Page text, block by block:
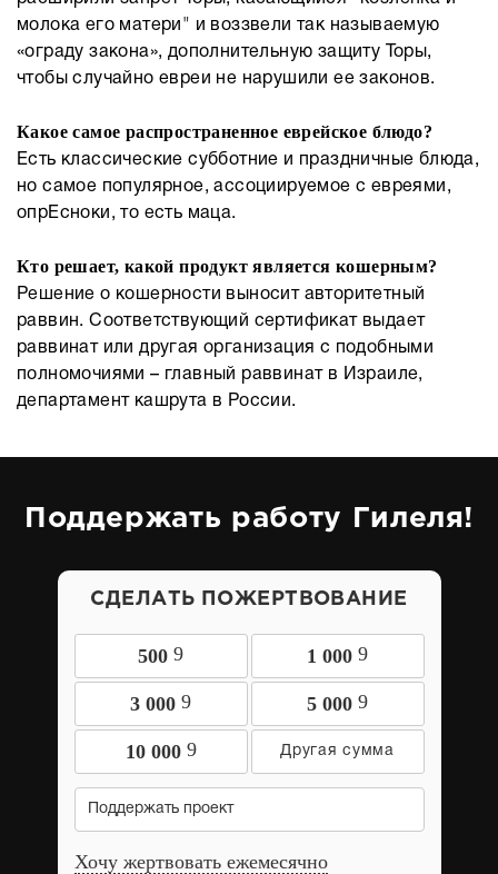
молока его матери" и воззвели так называемую
«ограду закона», дополнительную защиту Торы,
чтобы случайно евреи не нарушили ее законов.
Какое самое распространенное еврейское блюдо?
Есть классические субботние и праздничные блюда,
но самое популярное, ассоциируемое с евреями,
опрЕсноки, то есть маца.
Кто решает, какой продукт является кошерным?
Решение о кошерности выносит авторитетный
раввин. Соответствующий сертификат выдает
раввинат или другая организация с подобными
полномочиями – главный раввинат в Израиле,
департамент кашрута в России.
Поддержать работу Гилеля!
СДЕЛАТЬ ПОЖЕРТВОВАНИЕ
500 9 1 000 9
3 000 9 5 000 9
10 000 9
Поддержать проект
Хочу жертвовать ежемесячно